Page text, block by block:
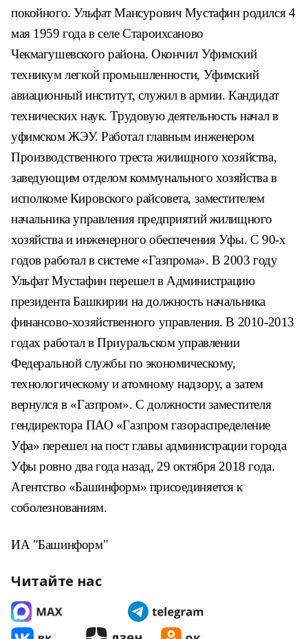
покойного. Ульфат Мансурович Мустафин родился 4
мая 1959 года в селе Староихсаново
Чекмагушевского района. Окончил Уфимский
техникум легкой промышленности, Уфимский
авиационный институт, служил в армии. Кандидат
технических наук. Трудовую деятельность начал в
уфимском ЖЭУ. Работал главным инженером
Производственного треста жилищного хозяйства,
заведующим отделом коммунального хозяйства в
исполкоме Кировского райсовета, заместителем
начальника управления предприятий жилищного
хозяйства и инженерного обеспечения Уфы. С 90-х
годов работал в системе «Газпрома». В 2003 году
Ульфат Мустафин перешел в Администрацию
президента Башкирии на должность начальника
финансово-хозяйственного управления. В 2010-2013
годах работал в Приуральском управлении
Федеральной службы по экономическому,
технологическому и атомному надзору, а затем
вернулся в «Газпром». С должности заместителя
гендиректора ПАО «Газпром газораспределение
Уфа» перешел на пост главы администрации города
Уфы ровно два года назад, 29 октября 2018 года.
Агентство «Башинформ» присоединяется к
соболезнованиям.
ИА "Башинформ"
Читайте нас